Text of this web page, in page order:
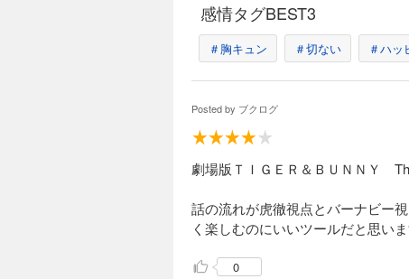
感情タグBEST3
＃胸キュン ＃切ない ＃ハッ
Posted by ブクログ
劇場版ＴＩＧＥＲ＆ＢＵＮＮＹ
話の流れが虎徹視点とバーナビー
く楽しむのにいいツールだと思いま
0